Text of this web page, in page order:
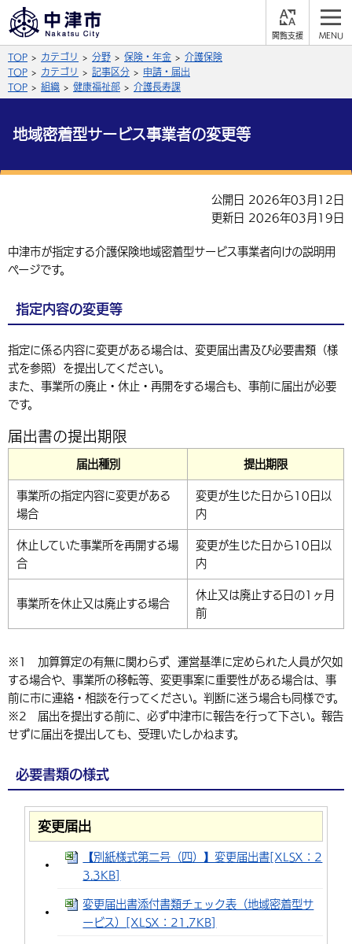
文字の大きさ
拡大 標準
英語（English） 中国語（簡体字）
中国語（繁体字） 韓国語（한국어）
公式SNS
サイト内検索
届出・登録・証明
福祉・介護
環境・衛生
選挙
事業者の方へ
入札・契約
都市整備
子育て・教育
手当・助成
相談・支援・情報
観光・移住
観光なび
遊ぶ・体験する
買う・おみやげ
市政情報
中津市について
地方創生・地域活性化
TOP カテゴリ 分野 保険・年金
介護保険
TOP
カテゴリ 記事区分
申請・届出
TOP
組織 健康福祉部 介護長寿課
地域密着型サービス事業者の変更等
公開日 2026年03月12日
更新日 2026年03月19日
中津市が指定する介護保険地域密着型サービス事業者向けの説明用
ページです。
指定内容の変更等
指定に係る内容に変更がある場合は、変更届出書及び必要書類（様
式を参照）を提出してください。
また、事業所の廃止・休止・再開をする場合も、事前に届出が必要
です。
届出書の提出期限
届出種別 提出期限
事業所の指定内容に変更がある
場合
変更が生じた日から10日以
内
休止していた事業所を再開する場
合
変更が生じた日から10日以
内
事業所を休止又は廃止する場合
休止又は廃止する日の1ヶ月
前
※1 加算算定の有無に関わらず、運営基準に定められた人員が欠如
する場合や、事業所の移転等、変更事案に重要性がある場合は、事
前に市に連絡・相談を行ってください。判断に迷う場合も同様です。
※2 届出を提出する前に、必ず中津市に報告を行って下さい。報告
せずに届出を提出しても、受理いたしかねます。
必要書類の様式
変更届出
【別紙様式第二号（四）】変更届出書[XLSX：2
3.3KB]
変更届出書添付書類チェック表（地域密着型サ
ービス）[XLSX：21.7KB]